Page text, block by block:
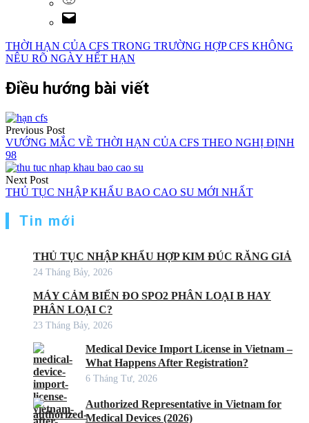
THỜI HẠN CỦA CFS TRONG TRƯỜNG HỢP CFS KHÔNG
NÊU RÕ NGÀY HẾT HẠN
Điều hướng bài viết
Previous Post
VƯỚNG MẮC VỀ THỜI HẠN CỦA CFS THEO NGHỊ ĐỊNH
98
Next Post
THỦ TỤC NHẬP KHẨU BAO CAO SU MỚI NHẤT
Tin mới
THỦ TỤC NHẬP KHẨU HỢP KIM ĐÚC RĂNG GIẢ
24 Tháng Bảy, 2026
MÁY CẢM BIẾN ĐO SPO2 PHÂN LOẠI B HAY
PHÂN LOẠI C?
23 Tháng Bảy, 2026
Medical Device Import License in Vietnam –
What Happens After Registration?
6 Tháng Tư, 2026
Authorized Representative in Vietnam for
Medical Devices (2026)